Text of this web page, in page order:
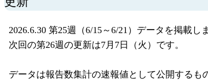
2026.6.30 第25週（6/15～6/21）データを掲載し
次回の第26週の更新は7月7日（火）です。
データは報告数集計の速報値として公開する